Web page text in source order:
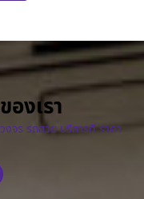
งเรา
จร รถสวย บริการดี ราคา